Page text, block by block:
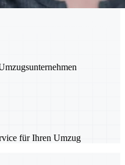
für Ihren Umzug